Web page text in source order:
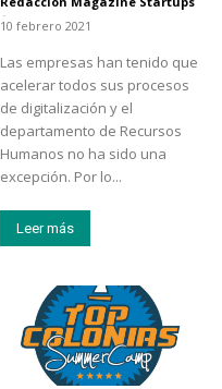
-
10 febrero 2021
Las empresas han tenido que
acelerar todos sus procesos
de digitalización y el
departamento de Recursos
Humanos no ha sido una
excepción. Por lo...
Leer más